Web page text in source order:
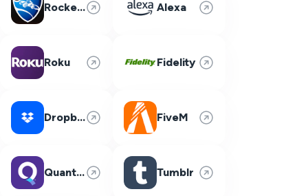
Rocket League Alexa
Roku Fidelity
Dropbox FiveM
Quantum Fiber Tumblr